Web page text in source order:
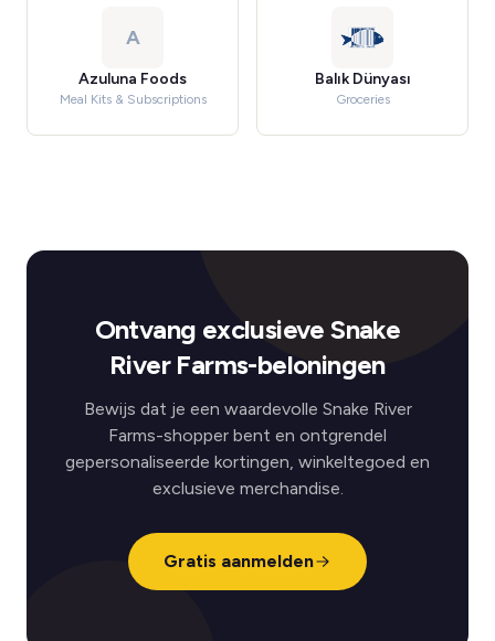
A
Azuluna Foods
Meal Kits & Subscriptions
Balık Dünyası
Groceries
Ontvang exclusieve Snake
River Farms-beloningen
Bewijs dat je een waardevolle Snake River
Farms-shopper bent en ontgrendel
gepersonaliseerde kortingen, winkeltegoed en
exclusieve merchandise.
Gratis aanmelden